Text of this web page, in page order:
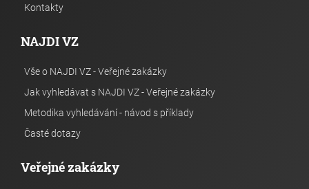
Kontakty
NAJDI VZ
Vše o NAJDI VZ - Veřejné zakázky
Jak vyhledávat s NAJDI VZ - Veřejné zakázky
Metodika vyhledávání - návod s příklady
Časté dotazy
Veřejné zakázky